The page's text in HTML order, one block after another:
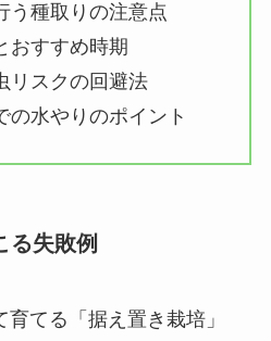
う種取りの注意点
おすすめ時期
リスクの回避法
の水やりのポイント
る失敗例
てる「据え置き栽培」